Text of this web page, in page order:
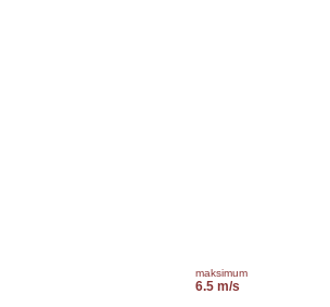
maksimum
6.5 m/s